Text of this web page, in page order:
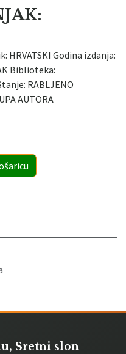
HRVATSKI Godina izdanja:
Biblioteka:
RABLJENO
AUTORA
Sretni slon